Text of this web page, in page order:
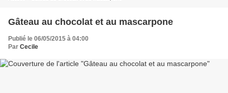
Gâteau au chocolat et au mascarpone
Publié le 06/05/2015 à 04:00
Par Cecile